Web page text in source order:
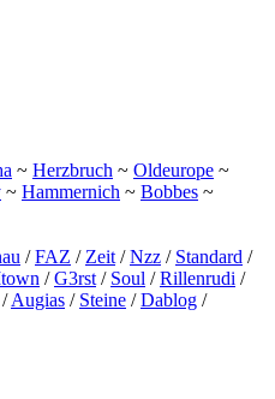
~ Herzbruch ~ Oldeurope ~
~ Hammernich ~ Bobbes ~
/FAZ / Zeit /Nzz / Standard /
/G3rst / Soul /Rillenrudi /
/Augias / Steine /Dablog /